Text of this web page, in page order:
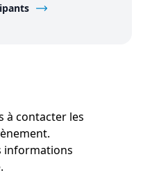
à contacter les
informations